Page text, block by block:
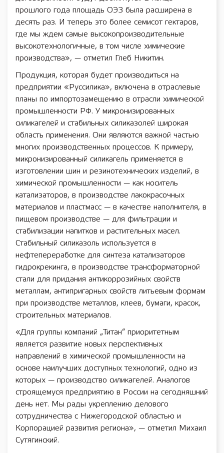
прошлого года площадь ОЭЗ была расширена в
десять раз. И теперь это более семисот гектаров,
где мы ждем самые высокопроизводительные
высокотехнологичные, в том числе химические
производства», — отметил Глеб Никитин.
Продукция, которая будет производиться на
предприятии «Руссилика», включена в отраслевые
планы по импортозамещению в отрасли химической
промышленности РФ. У микронизированных
силикагелей и стабильных силиказолей широкая
область применения. Они являются важной частью
многих производственных процессов. К примеру,
микронизированный силикагель применяется в
изготовлении шин и резинотехнических изделий, в
химической промышленности — как носитель
катализаторов, в производстве лакокрасочных
материалов и пластмасс — в качестве наполнителя, в
пищевом производстве — для фильтрации и
стабилизации напитков и растительных масел.
Стабильный силиказоль используется в
нефтепереработке для синтеза катализаторов
гидрокрекинга, в производстве трансформаторной
стали для придания антикоррозийных свойств
металлам, антипригарных свойств литьевым формам
при производстве металлов, клеев, бумаги, красок,
строительных материалов.
«Для группы компаний „Титан“ приоритетным
является развитие новых перспективных
направлений в химической промышленности на
основе наилучших доступных технологий, одно из
которых — производство силикагелей. Аналогов
строящемуся предприятию в России на сегодняшний
день нет. Мы рады укреплению делового
сотрудничества с Нижегородской областью и
Корпорацией развития региона», — отметил Михаил
Сутягинский.